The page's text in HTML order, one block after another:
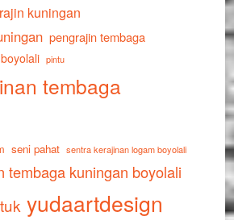
kuningan
pengrajin tembaga
pintu
tembaga
seni pahat sentra kerajinan logam boyolali
tembaga kuningan boyolali
yudaartdesign